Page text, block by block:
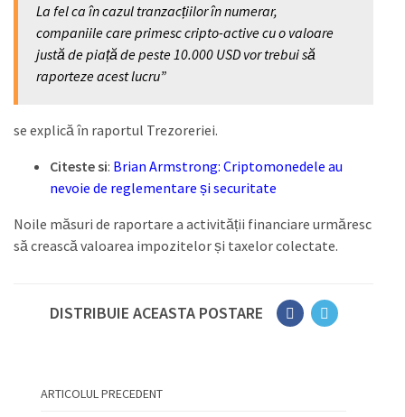
La fel ca în cazul tranzacțiilor în numerar,
companiile care primesc cripto-active cu o valoare
justă de piață de peste 10.000 USD vor trebui să
raporteze acest lucru”
se explică în raportul Trezoreriei.
Citeste si: Brian Armstrong: Criptomonedele au
nevoie de reglementare și securitate
Noile măsuri de raportare a activității financiare urmăresc
să crească valoarea impozitelor și taxelor colectate.
DISTRIBUIE ACEASTA POSTARE
ARTICOLUL PRECEDENT